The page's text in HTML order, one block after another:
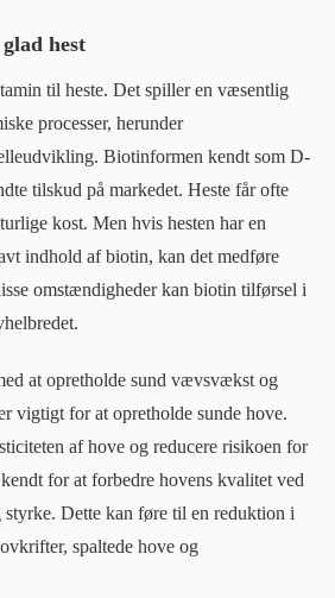
hest
til heste. Det spiller en væsentlig
processer, herunder
Biotinformen kendt som D-
tilskud på markedet. Heste får ofte
kost. Men hvis hesten har en
indhold af biotin, kan det medføre
omstændigheder kan biotin tilførsel i
at opretholde sund vævsvækst og
vigtigt for at opretholde sunde hove.
af hove og reducere risikoen for
for at forbedre hovens kvalitet ved
styrke. Dette kan føre til en reduktion i
spaltede hove og